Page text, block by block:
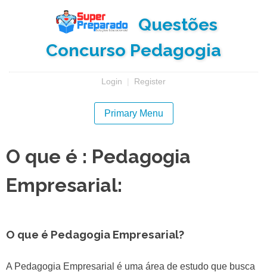
Questões
Concurso Pedagogia
Login | Register
Primary Menu
O que é : Pedagogia
Empresarial:
O que é Pedagogia Empresarial?
A Pedagogia Empresarial é uma área de estudo que busca